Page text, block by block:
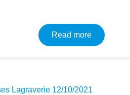
Read moreabout
Lagraverie 12/10/2021